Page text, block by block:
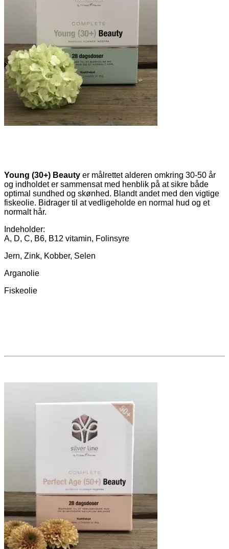
Young (30+) Beauty er målrettet alderen omkring 30-50 år
og indholdet er sammensat med henblik på at sikre både
optimal sundhed og skønhed. Blandt andet med den vigtige
fiskeolie. Bidrager til at vedligeholde en normal hud og et
normalt hår.
Indeholder:
A, D, C, B6, B12 vitamin, Folinsyre
Jern, Zink, Kobber, Selen
Arganolie
Fiskeolie